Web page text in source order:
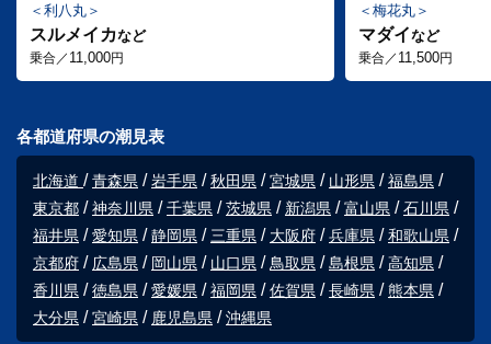
利八丸
スルメイカなど
乗合／ 11,000円
梅花丸
マダイなど
乗合／ 11,500円
各都道府県の潮見表
北海道 青森県 岩手県 秋田県 宮城県 山形県
福島県
東京都
神奈川県 千葉県 茨城県 新潟県 富山県
石川県
福井県
愛知県 静岡県 三重県 大阪府 兵庫県
和歌山県
京都府
広島県 岡山県 山口県 鳥取県 島根県
高知県
香川県
徳島県 愛媛県 福岡県 佐賀県 長崎県
熊本県
大分県
宮崎県 鹿児島県 沖縄県